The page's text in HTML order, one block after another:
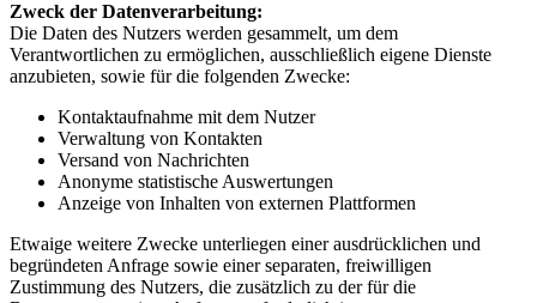
Zweck der Datenverarbeitung:
Die Daten des Nutzers werden gesammelt, um dem
Verantwortlichen zu ermöglichen, ausschließlich eigene Dienste
anzubieten, sowie für die folgenden Zwecke:
Kontaktaufnahme mit dem Nutzer
Verwaltung von Kontakten
Versand von Nachrichten
Anonyme statistische Auswertungen
Anzeige von Inhalten von externen Plattformen
Etwaige weitere Zwecke unterliegen einer ausdrücklichen und
begründeten Anfrage sowie einer separaten, freiwilligen
Zustimmung des Nutzers, die zusätzlich zu der für die